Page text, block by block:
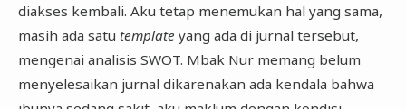
diakses kembali. Aku tetap menemukan hal yang sama,
masih ada satu template yang ada di jurnal tersebut,
mengenai analisis SWOT. Mbak Nur memang belum
menyelesaikan jurnal dikarenakan ada kendala bahwa